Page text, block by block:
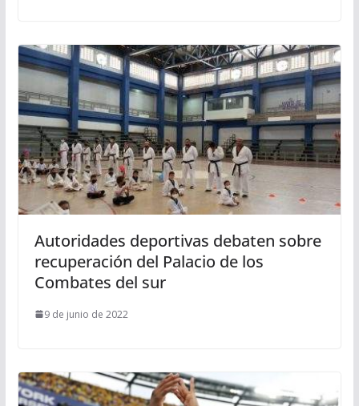
Autoridades deportivas debaten sobre
recuperación del Palacio de los
Combates del sur
9 de junio de 2022